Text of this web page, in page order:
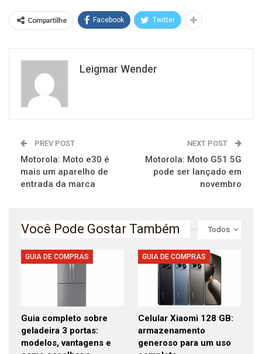
Compartilhe Facebook Twitter
Leigmar Wender
PREV POST
Motorola: Moto e30 é
mais um aparelho de
entrada da marca
NEXT POST
Motorola: Moto G51 5G
pode ser lançado em
novembro
Todos
Você Pode Gostar Também
GUIA DE COMPRAS
Guia completo sobre
geladeira 3 portas:
modelos, vantagens e
GUIA DE COMPRAS
Celular Xiaomi 128 GB:
armazenamento
generoso para um uso